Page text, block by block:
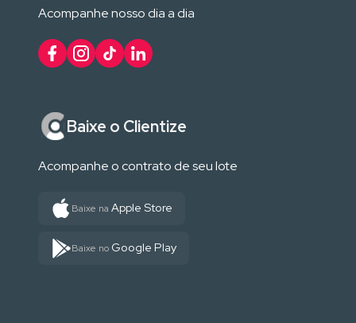
Acompanhe nosso dia a dia
Baixe o Clientize
Acompanhe o contrato de seu lote
Baixe na Apple Store
Baixe no Google Play